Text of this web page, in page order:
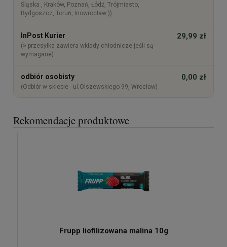
Śląska , Kraków, Poznań, Łódź, Trójmiasto,
Bydgoszcz, Toruń, Inowrocław ))
InPost Kurier
(> przesyłka zawiera wkłady chłodnicze jeśli są
wymagane)
29,99 zł
odbiór osobisty
(Odbiór w sklepie - ul.Olszewskiego 99, Wrocław)
0,00 zł
Rekomendacje produktowe
Frupp liofilizowana malina 10g